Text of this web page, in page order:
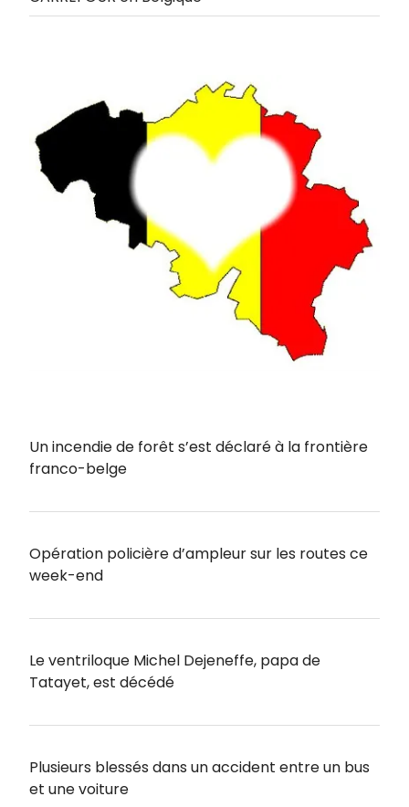
Un incendie de forêt s’est déclaré à la frontière
franco-belge
Opération policière d’ampleur sur les routes ce
week-end
Le ventriloque Michel Dejeneffe, papa de
Tatayet, est décédé
Plusieurs blessés dans un accident entre un bus
et une voiture